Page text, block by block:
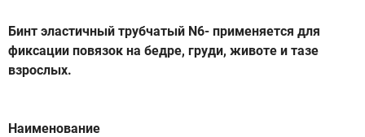
Бинт эластичный трубчатый N6- применяется для
фиксации повязок на бедре, груди, животе и тазе
взрослых.
Наименование